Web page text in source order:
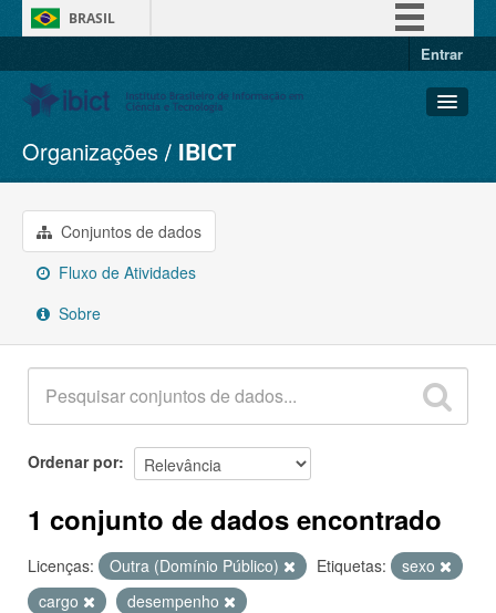
BRASIL
Entrar
Conjuntos de dados
Organizações
Grupos
Sobre
Organizações IBICT
Conjuntos de dados
Fluxo de Atividades
Sobre
Ordenar por
1 conjunto de dados encontrado
Licenças: Outra (Domínio Público) Etiquetas:
sexo
cargo
desempenho